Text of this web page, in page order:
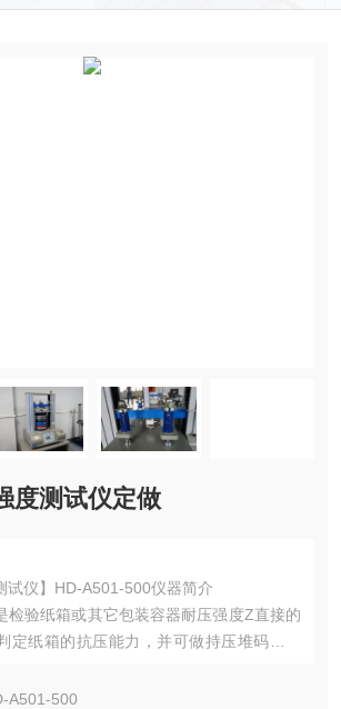
度测试仪定做
试仪】HD-A501-500仪器简介
检验纸箱或其它包装容器耐压强度Z直接的
定纸箱的抗压能力，并可做持压堆码的测
要依据。纸板抗压强度测试仪定做
A501-500